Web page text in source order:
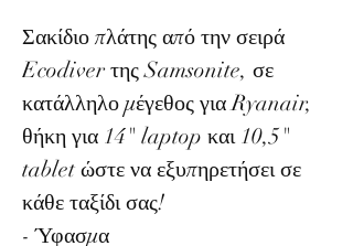
Σακίδιο πλάτης από την σειρά
Ecodiver της Samsonite, σε
κατάλληλο μέγεθος για Ryanair,
θήκη για 14" laptop και 10,5"
tablet ώστε να εξυπηρετήσει σε
κάθε ταξίδι σας!
- Ύφασμα